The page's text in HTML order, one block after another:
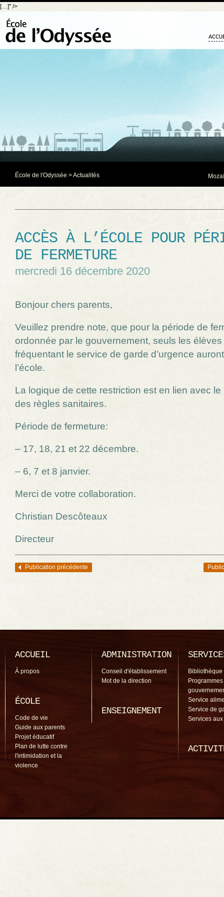
[…]" />
École de l'Odyssée >Actualités
ACCÈS À L’ÉCOLE POUR
DE FERMETURE
mercredi 16 décembre 2020
Bonjour chers parents,
Veuillez prendre note, que pour la période de
ordonnée par le gouvernement, seuls les élèves
fréquentant le service de garde d’urgence
l’école.
La logique de cette restriction est en lien avec le
des règles sanitaires.
Période de fermeture:
– 17, 18, 21 et 22 décembre.
– 6, 7 et 8 janvier.
Merci de votre collaboration.
Christian Descôteaux
Directeur
Navigation des articles
Publication précédente
ACCUEIL
À propos
ÉCOLE
Code de vie
Guide aux parents
Projet éducatif
Plan de lutte contre
l'intimidation et la
violence
ADMINISTRATION
Conseil d'établissement
Mot de la direction
ENSEIGNEMENT
Bibliothèque
Programmes
Service
Service de
Services